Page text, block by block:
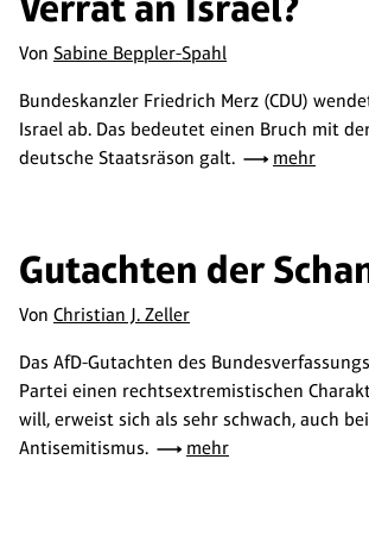
Von Sabine Beppler-Spahl
Bundeskanzler Friedrich Merz (CDU)
Israel ab. Das bedeutet einen Bruch mit
deutsche Staatsräson galt.
mehr
Gutachten der
Von Christian J. Zeller
Das AfD-Gutachten des
Partei einen rechtsextremistischen
will, erweist sich als sehr schwach, auch
Antisemitismus.
mehr